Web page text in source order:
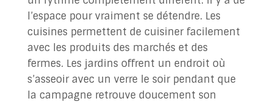
l’espace pour vraiment se détendre. Les
cuisines permettent de cuisiner facilement
avec les produits des marchés et des
fermes. Les jardins offrent un endroit où
s’asseoir avec un verre le soir pendant que
la campagne retrouve doucement son